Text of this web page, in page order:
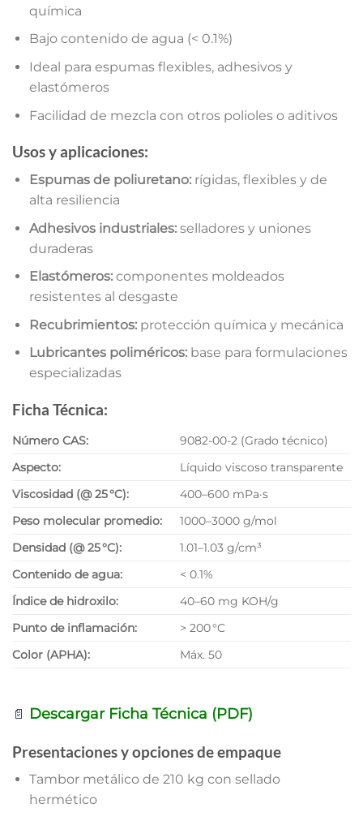
química
Bajo contenido de agua (< 0.1%)
Ideal para espumas flexibles, adhesivos y
elastómeros
Facilidad de mezcla con otros polioles o aditivos
Usos y aplicaciones:
Espumas de poliuretano:rígidas, flexibles y de
alta resiliencia
Adhesivos industriales:selladores y uniones
duraderas
Elastómeros:componentes moldeados
resistentes al desgaste
Recubrimientos:protección química y mecánica
Lubricantes poliméricos:base para formulaciones
especializadas
Ficha Técnica:
Número CAS:
9082-00-2 (Grado técnico)
Aspecto:
Líquido viscoso transparente
Viscosidad (@ 25 °C):
400–600 mPa·s
Peso molecular promedio:
1000–3000 g/mol
Densidad (@ 25 °C):
1.01–1.03 g/cm³
Contenido de agua:
< 0.1%
Índice de hidroxilo:
40–60 mg KOH/g
Punto de inflamación:
> 200 °C
Color (APHA):
Máx. 50
📄 Descargar Ficha Técnica (PDF)
Presentaciones y opciones de empaque
Tambor metálico de 210 kg con sellado
hermético